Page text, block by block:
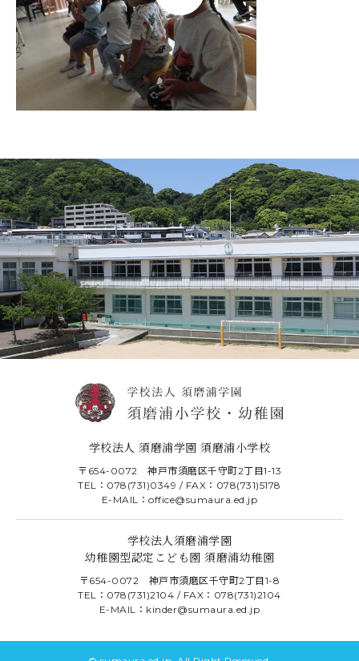
学校法人 須磨浦学園 須磨浦小学校
〒654-0072 神戸市須磨区千守町2丁目1-13
TEL：078(731)0349 / FAX：078(731)5178
E-MAIL：office@sumaura.ed.jp
学校法人須磨浦学園
幼稚園型認定こども園 須磨浦幼稚園
〒654-0072 神戸市須磨区千守町2丁目1-8
TEL：078(731)2104 / FAX：078(731)2104
E-MAIL：kinder@sumaura.ed.jp